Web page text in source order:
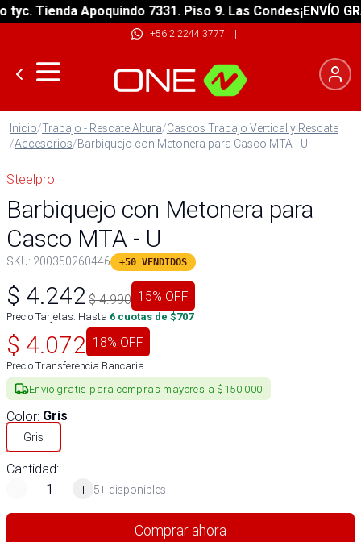
Tienda Apoquindo 7331. Piso 9. Las Condes¡ENVÍO
+56 2 2244 3777 |
Inicio/Trabajo - Rescate Altura/Cascos Trabajo Vertical y Rescate
/Accesorios/Barbiquejo con Metonera para Casco MTA - U
Steelpro
Barbiquejo con Metonera para
Casco MTA - U
SKU: 200350260446 +50 VENDIDOS
$ 4.242 $4.990 15% OFF
Precio Tarjetas: Hasta 6 cuotas de $707
$ 4.072 18% OFF
Precio Transferencia Bancaria
Envío gratis para compras mayores a $150.000
Color: Gris
Gris
Cantidad:
-
+ 5+ disponibles
Comprar ahora